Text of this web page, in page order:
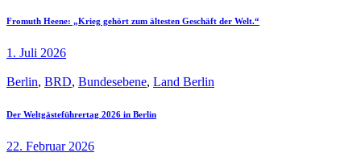
Fromuth Heene: „Krieg gehört zum ältesten Geschäft der Welt.“
1. Juli 2026
Berlin, BRD, Bundesebene, Land Berlin
Der Weltgästeführertag 2026 in Berlin
22. Februar 2026